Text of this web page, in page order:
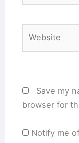
Save my
browser for
Notify me